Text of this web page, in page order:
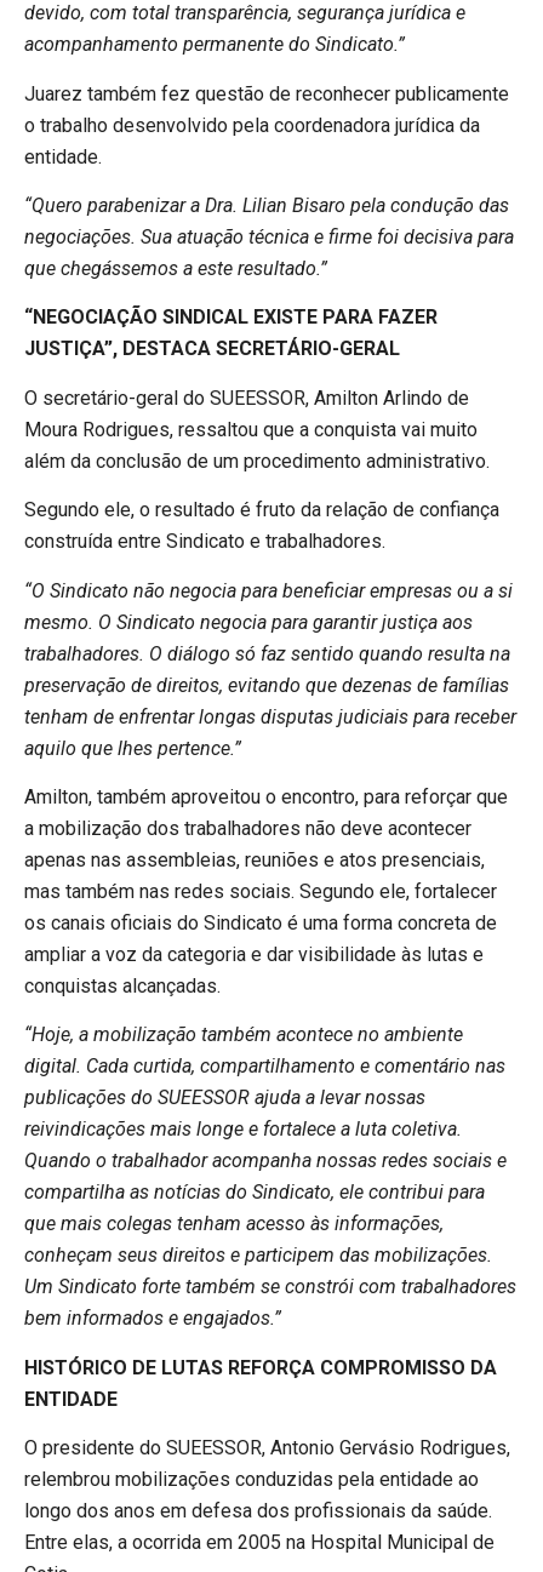
devido, com total transparência, segurança jurídica e
acompanhamento permanente do Sindicato.”
Juarez também fez questão de reconhecer publicamente
o trabalho desenvolvido pela coordenadora jurídica da
entidade.
“Quero parabenizar a Dra. Lilian Bisaro pela condução das
negociações. Sua atuação técnica e firme foi decisiva para
que chegássemos a este resultado.”
“NEGOCIAÇÃO SINDICAL EXISTE PARA FAZER
JUSTIÇA”, DESTACA SECRETÁRIO-GERAL
O secretário-geral do SUEESSOR, Amilton Arlindo de
Moura Rodrigues, ressaltou que a conquista vai muito
além da conclusão de um procedimento administrativo.
Segundo ele, o resultado é fruto da relação de confiança
construída entre Sindicato e trabalhadores.
“O Sindicato não negocia para beneficiar empresas ou a si
mesmo. O Sindicato negocia para garantir justiça aos
trabalhadores. O diálogo só faz sentido quando resulta na
preservação de direitos, evitando que dezenas de famílias
tenham de enfrentar longas disputas judiciais para receber
aquilo que lhes pertence.”
Amilton, também aproveitou o encontro, para reforçar que
a mobilização dos trabalhadores não deve acontecer
apenas nas assembleias, reuniões e atos presenciais,
mas também nas redes sociais. Segundo ele, fortalecer
os canais oficiais do Sindicato é uma forma concreta de
ampliar a voz da categoria e dar visibilidade às lutas e
conquistas alcançadas.
“Hoje, a mobilização também acontece no ambiente
digital. Cada curtida, compartilhamento e comentário nas
publicações do SUEESSOR ajuda a levar nossas
reivindicações mais longe e fortalece a luta coletiva.
Quando o trabalhador acompanha nossas redes sociais e
compartilha as notícias do Sindicato, ele contribui para
que mais colegas tenham acesso às informações,
conheçam seus direitos e participem das mobilizações.
Um Sindicato forte também se constrói com trabalhadores
bem informados e engajados.”
HISTÓRICO DE LUTAS REFORÇA COMPROMISSO DA
ENTIDADE
O presidente do SUEESSOR, Antonio Gervásio Rodrigues,
relembrou mobilizações conduzidas pela entidade ao
longo dos anos em defesa dos profissionais da saúde.
Entre elas, a ocorrida em 2005 na Hospital Municipal de